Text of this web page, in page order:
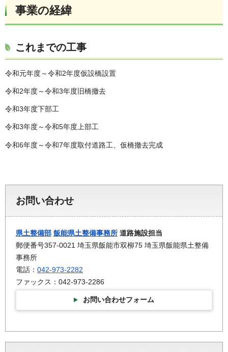
事業の経緯
これまでの工事
令和元年度～令和2年度仮設橋設置
令和2年度～令和3年度旧橋撤去
令和3年度下部工
令和3年度～令和5年度上部工
令和6年度～令和7年度取付道路工、仮橋撤去完成
お問い合わせ
県土整備部 飯能県土整備事務所 道路施設担当
郵便番号357-0021 埼玉県飯能市双柳75 埼玉県飯能県土整備
事務所
電話： 042-973-2282
ファックス：042-973-2286
お問い合わせフォーム